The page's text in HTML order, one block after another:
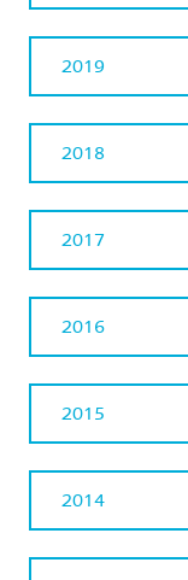
2019
2018
2017
2016
2015
2014